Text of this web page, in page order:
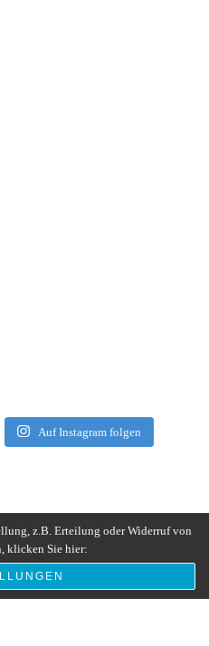
Auf Instagram folgen
z.B. Erteilung oder Widerruf von
klicken Sie hier: